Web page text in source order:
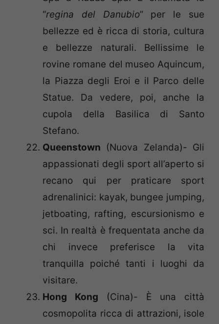
“regina del Danubio” per le sue
bellezze ed è ricca di storia, cultura
e bellezze naturali. Bellissime le
rovine romane del museo Aquincum,
la Piazza degli Eroi e il Parco delle
Statue. Da vedere, poi, anche la
cupola della Basilica di Santo
Stefano.
Queenstown (Nuova Zelanda)- Gli
appassionati degli sport all’aperto si
recano qui per praticare sport
adrenalinici: kayak, bungee jumping,
jetboating, rafting, escursionismo e
sci. In realtà è frequentata anche da
chi invece preferisce la vita
tranquilla poiché tanti i luoghi da
visitare.
Hong Kong (Cina)- È una città
cosmopolita ricca di attrazioni, isole